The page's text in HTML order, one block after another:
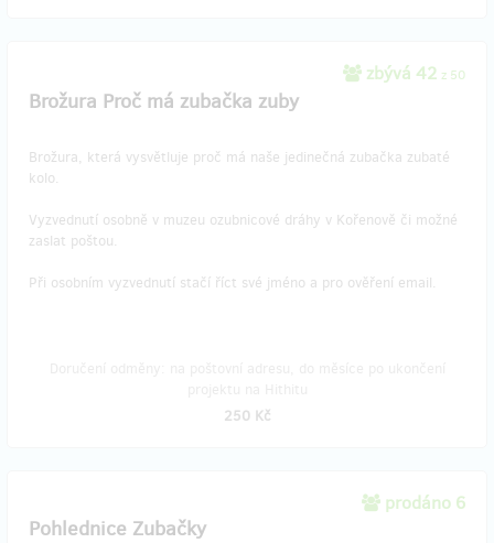
zbývá 42 z 50
Brožura Proč má zubačka zuby
Brožura, která vysvětluje proč má naše jedinečná zubačka zubaté
kolo.
Vyzvednutí osobně v muzeu ozubnicové dráhy v Kořenově či možné
zaslat poštou.
Při osobním vyzvednutí stačí říct své jméno a pro ověření email.
250 Kč
prodáno 6
Pohlednice Zubačky